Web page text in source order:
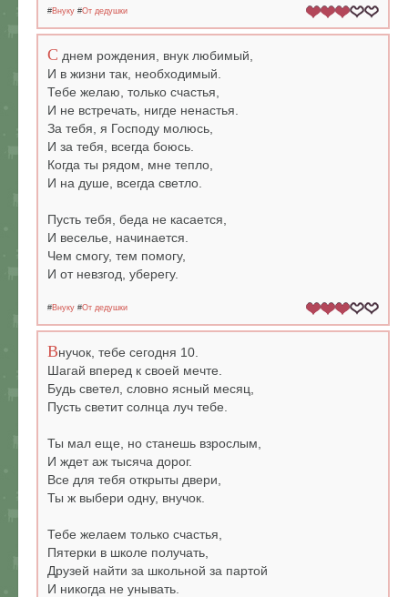
#Внуку #От дедушки
С днем рождения, внук любимый,
И в жизни так, необходимый.
Тебе желаю, только счастья,
И не встречать, нигде ненастья.
За тебя, я Господу молюсь,
И за тебя, всегда боюсь.
Когда ты рядом, мне тепло,
И на душе, всегда светло.
Пусть тебя, беда не касается,
И веселье, начинается.
Чем смогу, тем помогу,
И от невзгод, уберегу.
#Внуку #От дедушки
Внучок, тебе сегодня 10.
Шагай вперед к своей мечте.
Будь светел, словно ясный месяц,
Пусть светит солнца луч тебе.
Ты мал еще, но станешь взрослым,
И ждет аж тысяча дорог.
Все для тебя открыты двери,
Ты ж выбери одну, внучок.
Тебе желаем только счастья,
Пятерки в школе получать,
Друзей найти за школьной за партой
И никогда не унывать.